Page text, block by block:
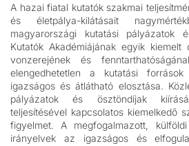
A hazai fiatal kutatók szakmai
és életpálya-kilátásait
magyarországi kutatási pályázatok
Kutatók Akadémiájának egyik
vonzerejének és
elengedhetetlen a kutatási források
igazságos és átlátható elosztása.
pályázatok és ösztöndíjak
teljesítésével kapcsolatos kiemelkedő
figyelmet. A megfogalmazott,
irányelvek az igazságos és